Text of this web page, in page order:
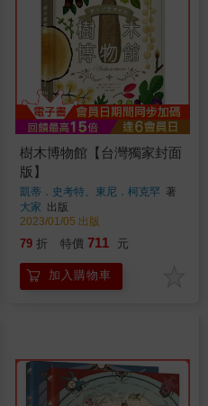
樹木博物館【台灣獨家封面
版】
凱蒂．史考特、東尼．柯克罕 著
大家 出版
2023/01/05 出版
79 折 特價 711 元
加入購物車